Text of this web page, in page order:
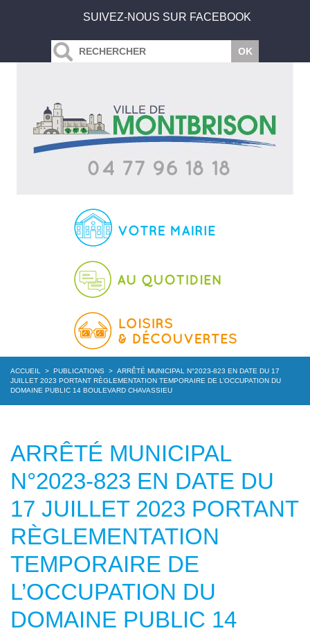
SUIVEZ-NOUS SUR FACEBOOK
ACCUEIL > PUBLICATIONS > ARRÊTÉ MUNICIPAL N°2023-823 EN DATE DU 17
JUILLET 2023 PORTANT RÈGLEMENTATION TEMPORAIRE DE L’OCCUPATION DU
DOMAINE PUBLIC 14 BOULEVARD CHAVASSIEU
ARRÊTÉ MUNICIPAL
N°2023-823 EN DATE DU
17 JUILLET 2023 PORTANT
RÈGLEMENTATION
TEMPORAIRE DE
L’OCCUPATION DU
DOMAINE PUBLIC 14